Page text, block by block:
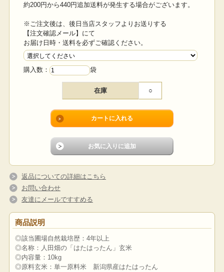
約200円から440円追加送料が発生する場合がございます。
※ご注文後は、後日当店スタッフよりお送りする
【注文確認メール】にて
お届け日時・送料を必ずご確認ください。
購入数： 袋
在庫 ○
返品についての詳細はこちら
お問い合わせ
友達にメールですすめる
商品説明
◎該当圃場自然栽培歴：4年以上
◎名称：人田畑の「はたはったん」玄米
◎内容量：10kg
◎原料玄米：単一原料米 新潟県産はたはったん